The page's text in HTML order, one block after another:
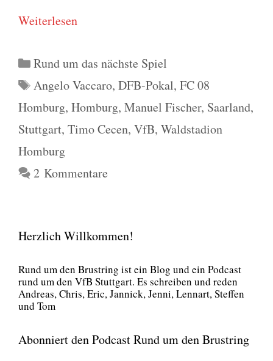
Wei­ter­le­sen
Kategorien
Rund um das nächste Spiel
Schlagwörter
Angelo Vaccaro, DFB-Pokal, FC 08
Homburg, Homburg, Manuel Fischer, Saarland,
Stuttgart, Timo Cecen, VfB, Waldstadion
Homburg
2 Kommentare
Herzlich Willkommen!
Rund um den Brust­ring ist ein Blog und ein Pod­cast
rund um den VfB Stutt­gart. Es schrei­ben und reden
Andre­as, Chris, Eric, Jan­nick, Jen­ni, Lenn­art, Stef­fen
und Tom
Abonniert den Podcast Rund um den Brustring